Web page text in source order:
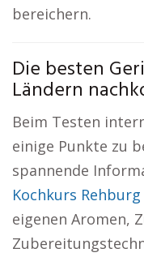
bereichern.
Die besten
Ländern
Beim Testen
einige Punkte zu
spannende
Kochkurs
eigenen Aromen,